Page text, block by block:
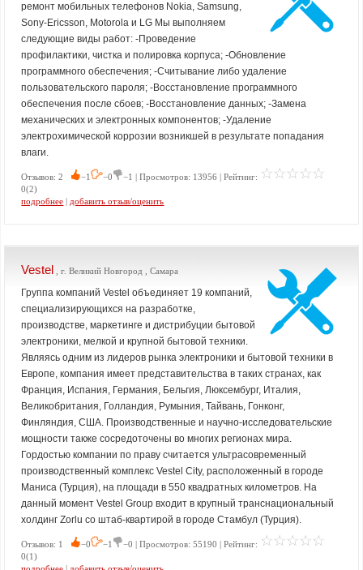
ремонт мобильных телефонов Nokia, Samsung,
Sony-Ericsson, Motorola и LG Мы выполняем
следующие виды работ: -Проведение
профилактики, чистка и полировка корпуса; -Обновление
программного обеспечения; -Считывание либо удаление
пользовательского пароля; -Восстановление программного
обеспечения после сбоев; -Восстановление данных; -Замена
механических и электронных компонентов; -Удаление
электрохимической коррозии возникшей в результате попадания
влаги.
Отзывов: 2 −1 −0
−1 | Просмотров: 13956 | Рейтинг:
0(2)
подробнее | добавить отзыв/оценить
Vestel , г. Великий Новгород , Самара
Группа компаний Vestel объединяет 19 компаний,
специализирующихся на разработке,
производстве, маркетинге и дистрибуции бытовой
электроники, мелкой и крупной бытовой техники.
Являясь одним из лидеров рынка электроники и бытовой техники в
Европе, компания имеет представительства в таких странах, как
Франция, Испания, Германия, Бельгия, Люксембург, Италия,
Великобритания, Голландия, Румыния, Тайвань, Гонконг,
Финляндия, США. Производственные и научно-исследовательские
мощности также сосредоточены во многих регионах мира.
Гордостью компании по праву считается ультрасовременный
производственный комплекс Vestel City, расположенный в городе
Маниса (Турция), на площади в 550 квадратных километров. На
данный момент Vestel Group входит в крупный транснациональный
холдинг Zorlu со штаб-квартирой в городе Стамбул (Турция).
Отзывов: 1 −0 −1
−0 | Просмотров: 55190 | Рейтинг:
0(1)